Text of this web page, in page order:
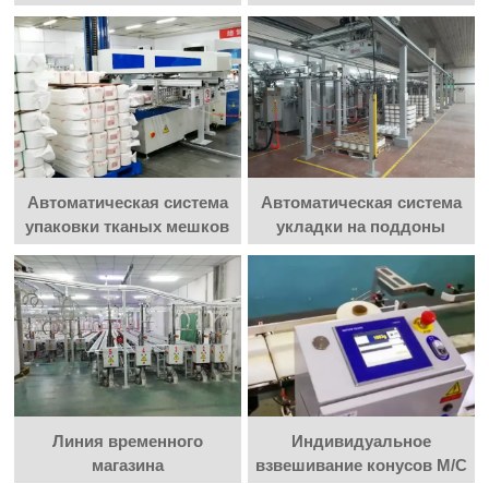
коробки
Автоматическая система
упаковки тканых мешков
Автоматическая система
укладки на поддоны
Линия временного
магазина
Индивидуальное
взвешивание конусов M/C